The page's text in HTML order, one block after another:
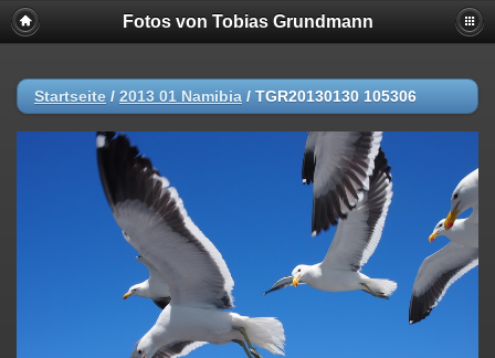
Fotos von Tobias Grundmann
Startseite / 2013 01 Namibia / TGR20130130 105306